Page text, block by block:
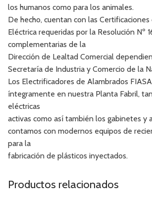
los humanos como para los animales.
De hecho, cuentan con las Certificaciones
Eléctrica requeridas por la Resolución Nº
complementarias de la
Dirección de Lealtad Comercial
Secretaría de Industria y Comercio de la
Los Electrificadores de Alambrados
íntegramente en nuestra Planta Fabril,
eléctricas
activas como así también los gabinetes y
contamos con modernos equipos de
para la
fabricación de plásticos inyectados.
Productos relacionados